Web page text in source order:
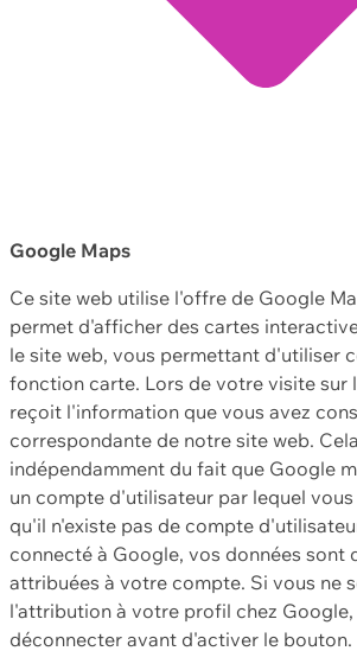
Google Maps
Ce site web utilise l'offre de Google
permet d'afficher des cartes
le site web, vous permettant d'utiliser
fonction carte. Lors de votre visite sur
reçoit l'information que vous avez
correspondante de notre site web.
indépendamment du fait que Google
un compte d'utilisateur par lequel
qu'il n'existe pas de compte
connecté à Google, vos données sont
attribuées à votre compte. Si vous ne
l'attribution à votre profil chez Google,
déconnecter avant d'activer le